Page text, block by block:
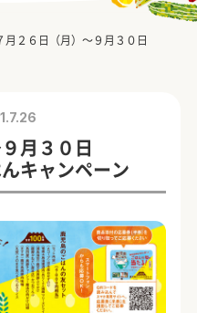
月２６日（月）～９月３０日
月３０日
キャンペーン